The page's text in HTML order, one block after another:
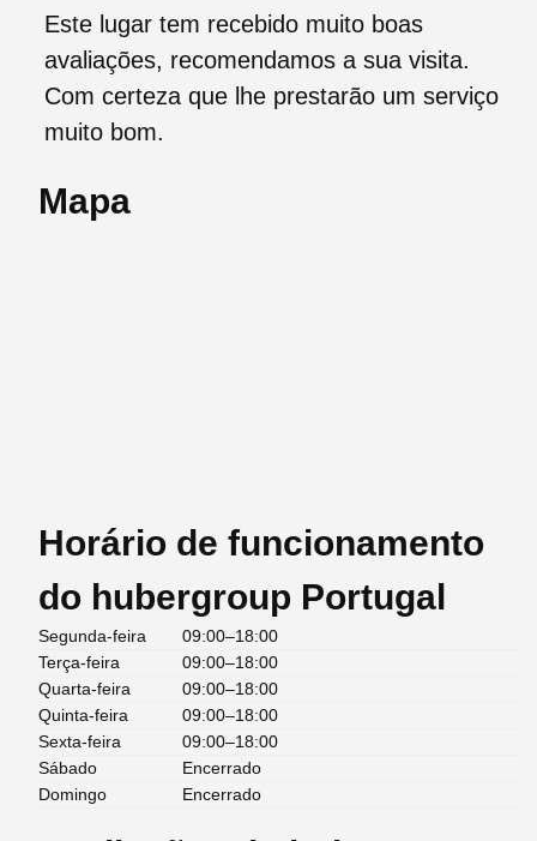
Este lugar tem recebido muito boas
avaliações, recomendamos a sua visita.
Com certeza que lhe prestarão um serviço
muito bom.
Mapa
Horário de funcionamento
do hubergroup Portugal
Segunda-feira
09:00–18:00
Terça-feira
09:00–18:00
Quarta-feira
09:00–18:00
Quinta-feira
09:00–18:00
Sexta-feira
09:00–18:00
Sábado
Encerrado
Domingo
Encerrado